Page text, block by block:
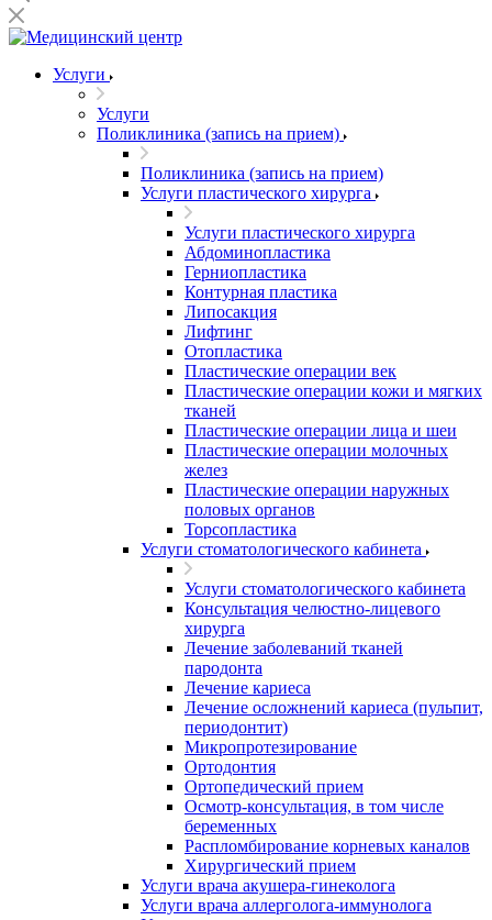
Услуги
Услуги
Поликлиника (запись на прием)
Поликлиника (запись на прием)
Услуги пластического хирурга
Услуги пластического хирурга
Абдоминопластика
Герниопластика
Контурная пластика
Липосакция
Лифтинг
Отопластика
Пластические операции век
Пластические операции кожи и мягких
тканей
Пластические операции лица и шеи
Пластические операции молочных
желез
Пластические операции наружных
половых органов
Торсопластика
Услуги стоматологического кабинета
Услуги стоматологического кабинета
Консультация челюстно-лицевого
хирурга
Лечение заболеваний тканей
пародонта
Лечение кариеса
Лечение осложнений кариеса (пульпит,
периодонтит)
Микропротезирование
Ортодонтия
Ортопедический прием
Осмотр-консультация, в том числе
беременных
Распломбирование корневых каналов
Хирургический прием
Услуги врача акушера-гинеколога
Услуги врача аллерголога-иммунолога